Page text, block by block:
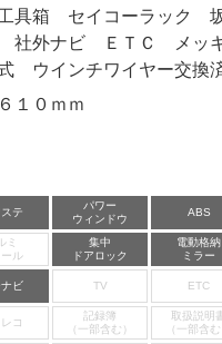
工具箱 セイコーラック
社外ナビ ＥＴＣ メッ
ウインチワイヤー交換
１０ｍｍ
テ
パワー
ウィンドウ
ABS
ミ
ル
集中
ドアロック
電動格納
ミラー
ビ TV ETC
レコ
記録簿
（一部含む）
取扱説明
（一部含む